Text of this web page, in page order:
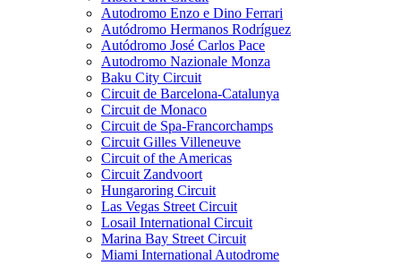
Autodromo Enzo e Dino Ferrari
Autódromo Hermanos Rodríguez
Autódromo José Carlos Pace
Autodromo Nazionale Monza
Baku City Circuit
Circuit de Barcelona-Catalunya
Circuit de Monaco
Circuit de Spa-Francorchamps
Circuit Gilles Villeneuve
Circuit of the Americas
Circuit Zandvoort
Hungaroring Circuit
Las Vegas Street Circuit
Losail International Circuit
Marina Bay Street Circuit
Miami International Autodrome